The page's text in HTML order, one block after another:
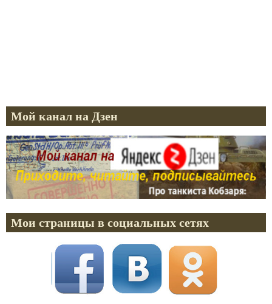
Мой канал на Дзен
Мои страницы в социальных сетях